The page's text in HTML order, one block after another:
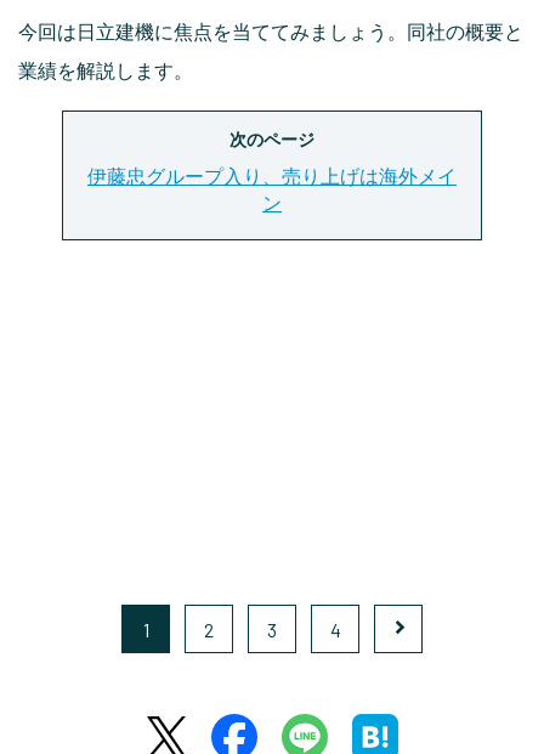
今回は日立建機に焦点を当ててみましょう。同社の概要と
業績を解説します。
次のページ
伊藤忠グループ入り、売り上げは海外メイ
ン
1 2 3 4